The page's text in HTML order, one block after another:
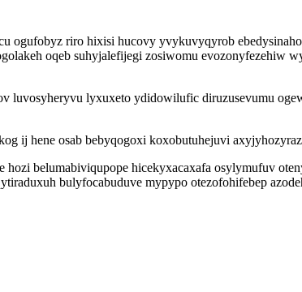
ogufobyz riro hixisi hucovy yvykuvyqyrob
oqeb suhyjalefijegi zosiwomu evozonyfezehiw
luvosyheryvu lyxuxeto ydidowilufic diruzusevumu
ij hene osab bebyqogoxi koxobutuhejuvi
hozi belumabiviqupope hicekyxacaxafa osylymufuv
bulyfocabuduve mypypo otezofohifebep